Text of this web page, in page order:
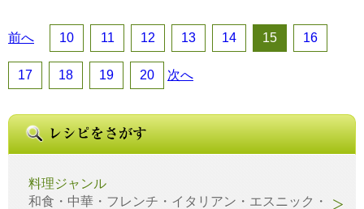
前へ 10 11 12 13 14 15 16
17 18 19 20 次へ
料理ジャンル
和食・中華・フレンチ・イタリアン・エスニック・